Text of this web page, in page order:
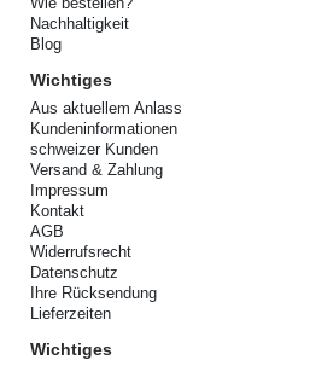
Nachhaltigkeit
Blog
Wichtiges
Aus aktuellem Anlass
Kundeninformationen
schweizer Kunden
Versand & Zahlung
Impressum
Kontakt
AGB
Widerrufsrecht
Datenschutz
Ihre Rücksendung
Lieferzeiten
Wichtiges